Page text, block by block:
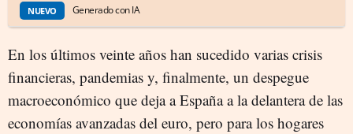
NUEVO Generado con IA
En los últimos veinte años han sucedido varias crisis
financieras, pandemias y, finalmente, un despegue
macroeconómico que deja a España a la delantera de las
economías avanzadas del euro, pero para los hogares